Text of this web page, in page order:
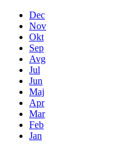
Dec
Nov
Okt
Sep
Avg
Jul
Jun
Maj
Apr
Mar
Feb
Jan